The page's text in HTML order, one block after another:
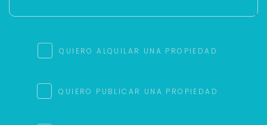
QUIERO ALQUILAR UNA PROPIEDAD
QUIERO PUBLICAR UNA PROPIEDAD
más rápido.